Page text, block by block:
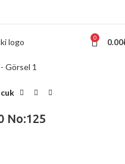
0 0.00
No:125